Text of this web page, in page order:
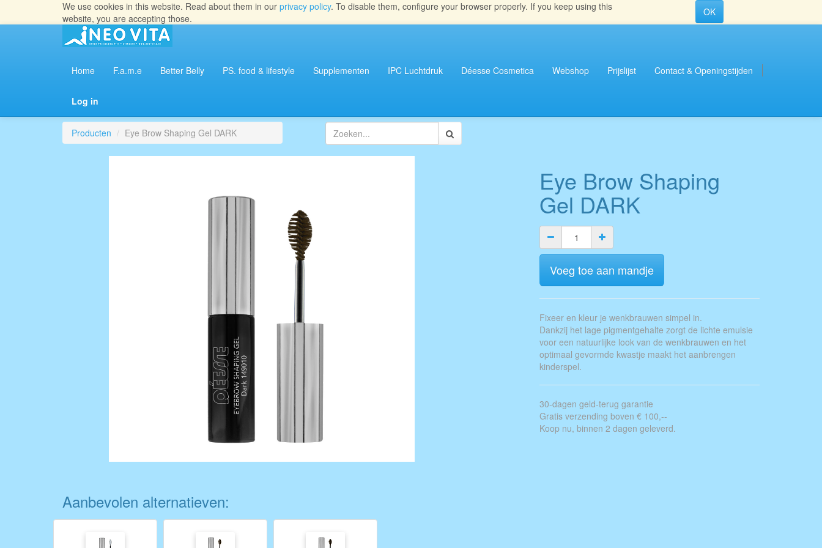
We use cookies in this website. Read about them in our privacy policy. To disable them, configure your browser properly. If you keep using this
website, you are accepting those.
OK
Home F.a.m.e Better Belly PS. food & lifestyle Supplementen IPC Luchtdruk Déesse Cosmetica Webshop Prijslijst Contact & Openingstijden
Log in
Producten Eye Brow Shaping Gel DARK
Eye Brow Shaping
Gel DARK
Voeg toe aan mandje
Fixeer en kleur je wenkbrauwen simpel in.
Dankzij het lage pigmentgehalte zorgt de lichte emulsie
voor een natuurlijke look van de wenkbrauwen en het
optimaal gevormde kwastje maakt het aanbrengen
kinderspel.
30-dagen geld-terug garantie
Gratis verzending boven € 100,--
Koop nu, binnen 2 dagen geleverd.
Aanbevolen alternatieven: